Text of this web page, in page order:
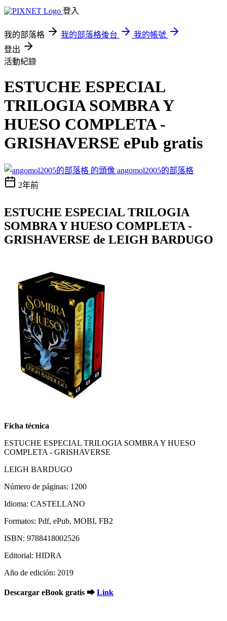
登入
我的部落格 我的部落格後台
我的帳號
登出
活動紀錄
ESTUCHE ESPECIAL
TRILOGIA SOMBRA Y
HUESO COMPLETA -
GRISHAVERSE ePub gratis
angomol2005的部落格
2年前
ESTUCHE ESPECIAL TRILOGIA
SOMBRA Y HUESO COMPLETA -
GRISHAVERSE de LEIGH BARDUGO
Ficha técnica
ESTUCHE ESPECIAL TRILOGIA SOMBRA Y HUESO
COMPLETA - GRISHAVERSE
LEIGH BARDUGO
Número de páginas: 1200
Idioma: CASTELLANO
Formatos: Pdf, ePub, MOBI, FB2
ISBN: 9788418002526
Editorial: HIDRA
Año de edición: 2019
Descargar eBook gratis ➡ Link